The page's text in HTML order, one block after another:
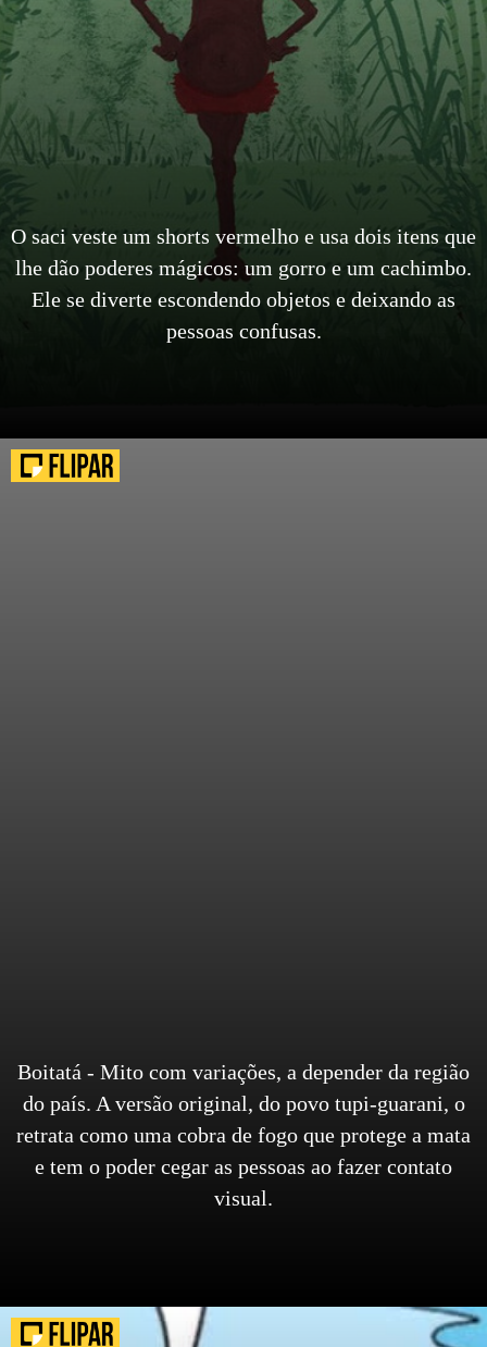
O saci veste um shorts vermelho e usa dois itens que
lhe dão poderes mágicos: um gorro e um cachimbo.
Ele se diverte escondendo objetos e deixando as
pessoas confusas.
Boitatá - Mito com variações, a depender da região
do país. A versão original, do povo tupi-guarani, o
retrata como uma cobra de fogo que protege a mata
e tem o poder cegar as pessoas ao fazer contato
visual.